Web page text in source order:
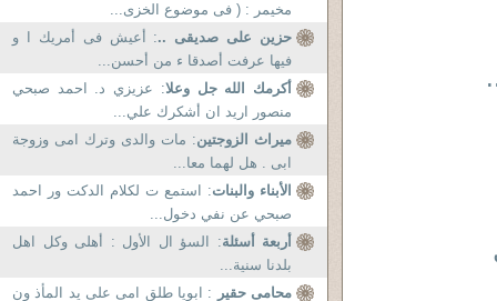
مخيمر : ( فى موضوع الخزى...
حزين على صديقى ..: أعيش فى أمريك ا و
فيها عرفت أصدقا ء من أحسن...
أكرمك الله جل وعلا: عزيزي د. احمد صبحي
منصور اريد ان أشكرك علي...
ميراث الزوجتين: مات والدى وترك امى وزوجة
ابى . هل لهما معا...
الأبناء والبنات: استمع ت لكلام الدكت ور احمد
صبحي عن نفي دخول...
أربعة أسئلة: السؤ ال الأول : أهلى وكل اهل
بلدنا سنية...
محامى حقير : ابويا طلق امى على يد المأذ ون